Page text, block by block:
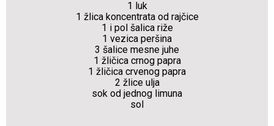
1 luk
1 žlica koncentrata od rajčice
1 i pol šalica riže
1 vezica peršina
3 šalice mesne juhe
1 žličica crnog papra
1 žličica crvenog papra
2 žlice ulja
sok od jednog limuna
sol